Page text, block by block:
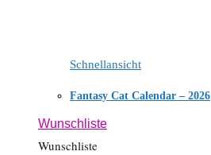
Schnellansicht
Fantasy Cat Calendar – 2026
Wunschliste
Wunschliste